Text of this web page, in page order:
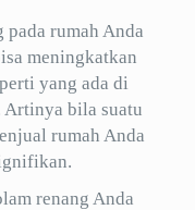
pada rumah Anda
meningkatkan
yang ada di
Artinya bila suatu
rumah Anda
renang Anda